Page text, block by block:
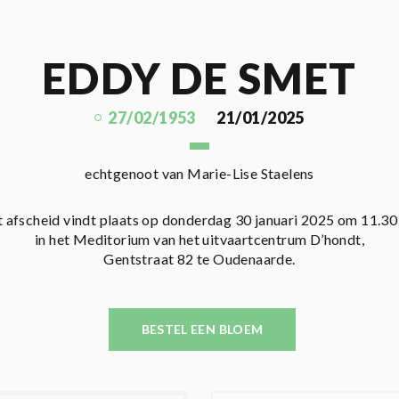
EDDY DE SMET
27/02/1953 21/01/2025
echtgenoot van Marie-Lise Staelens
afscheid vindt plaats op donderdag 30 januari 2025 om
in het Meditorium van het uitvaartcentrum D’hondt,
Gentstraat 82 te Oudenaarde.
BESTEL EEN BLOEM